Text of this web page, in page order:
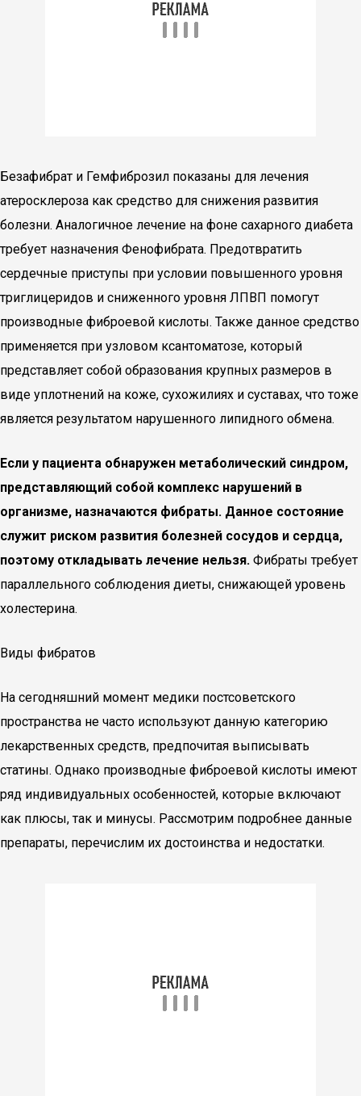
Безафибрат и Гемфиброзил показаны для лечения
атеросклероза как средство для снижения развития
болезни. Аналогичное лечение на фоне сахарного диабета
требует назначения Фенофибрата. Предотвратить
сердечные приступы при условии повышенного уровня
триглицеридов и сниженного уровня ЛПВП помогут
производные фиброевой кислоты. Также данное средство
применяется при узловом ксантоматозе, который
представляет собой образования крупных размеров в
виде уплотнений на коже, сухожилиях и суставах, что тоже
является результатом нарушенного липидного обмена.
Если у пациента обнаружен метаболический синдром,
представляющий собой комплекс нарушений в
организме, назначаются фибраты. Данное состояние
служит риском развития болезней сосудов и сердца,
поэтому откладывать лечение нельзя. Фибраты требует
параллельного соблюдения диеты, снижающей уровень
холестерина.
Виды фибратов
На сегодняшний момент медики постсоветского
пространства не часто используют данную категорию
лекарственных средств, предпочитая выписывать
статины. Однако производные фиброевой кислоты имеют
ряд индивидуальных особенностей, которые включают
как плюсы, так и минусы. Рассмотрим подробнее данные
препараты, перечислим их достоинства и недостатки.